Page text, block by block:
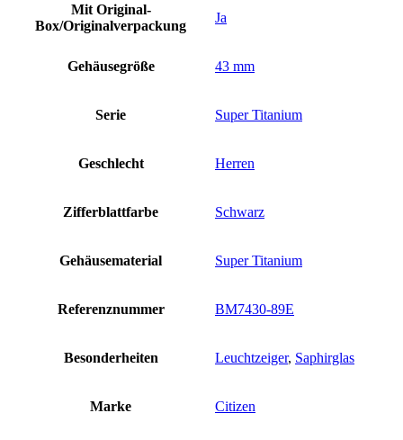
Mit Original-
Box/Originalverpackung
Ja
Gehäusegröße 43 mm
Serie Super Titanium
Geschlecht Herren
Zifferblattfarbe Schwarz
Gehäusematerial Super Titanium
Referenznummer BM7430-89E
Besonderheiten Leuchtzeiger, Saphirglas
Marke Citizen